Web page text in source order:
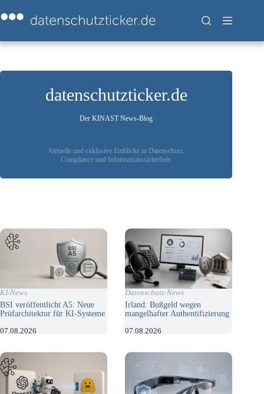
Inhalt
springen
datenschutzticker.de
Der KINAST News-Blog
Aktuelle und exklusive Einblicke in Datenschutz,
Compliance und Informationssicherheit.
KI-News
BSI veröffentlicht A5: Neue
Prüfarchitektur für KI-Systeme
07.08.2026
Datenschutz-News
Irland: Bußgeld wegen
mangelhafter Authentifizierung
07.08.2026